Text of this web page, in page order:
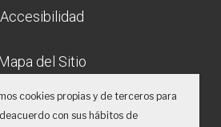
Accesibilidad
del Sitio
Aviso legal
cookies propias y de terceros para
con sus hábitos de